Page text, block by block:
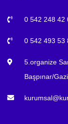
0 542 248 42
0 542 493 53
5.organize
Başpınar/